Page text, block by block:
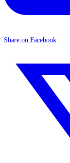
Share on Facebook